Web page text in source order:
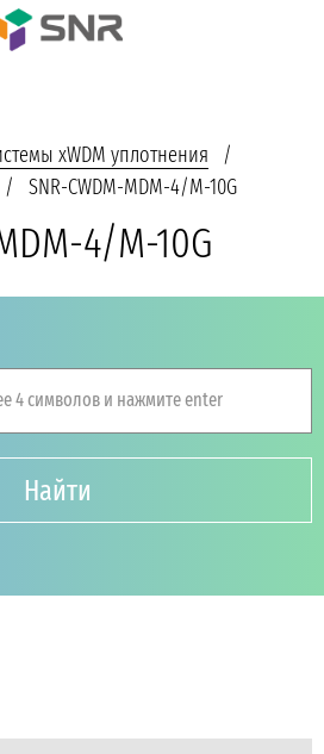
xWDM уплотнения
SNR-CWDM-MDM-4/M-10G
4/M-10G
4 символов и нажмите enter
Найти